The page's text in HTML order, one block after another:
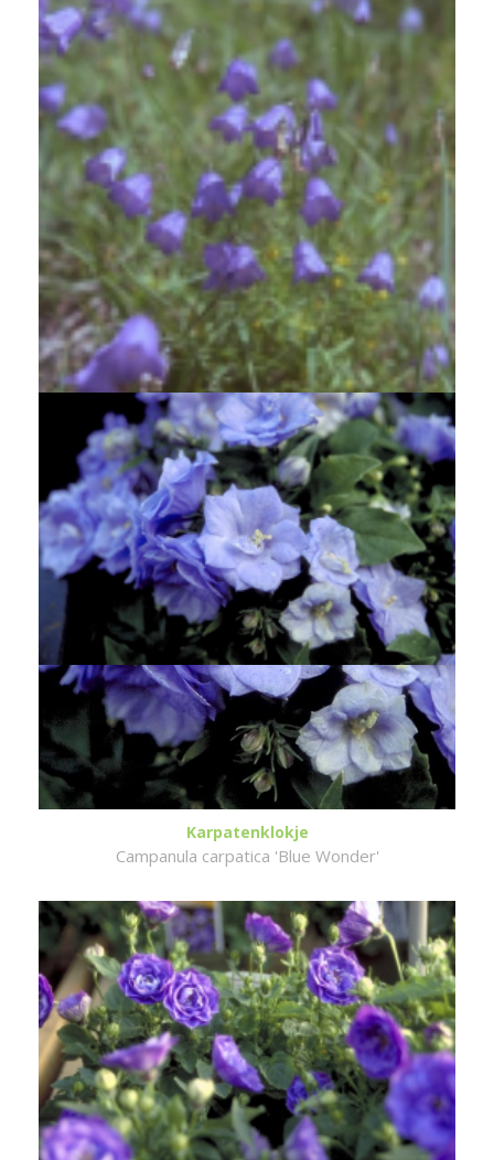
Grasklokje
Campanula rotundifolia
Karpatenklokje
Campanula carpatica 'Blue Wonder'